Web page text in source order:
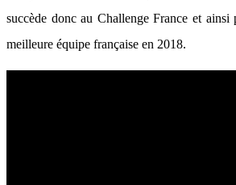
succède donc au Challenge France et ainsi
meilleure équipe française en 2018.